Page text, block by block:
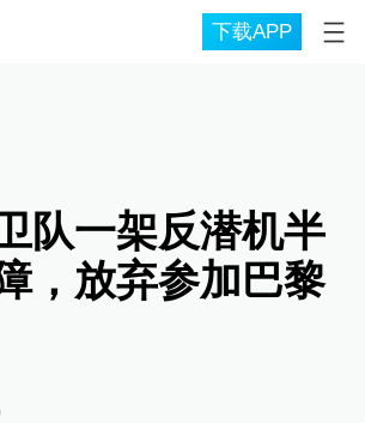
下载APP
队一架反潜机半
，放弃参加巴黎